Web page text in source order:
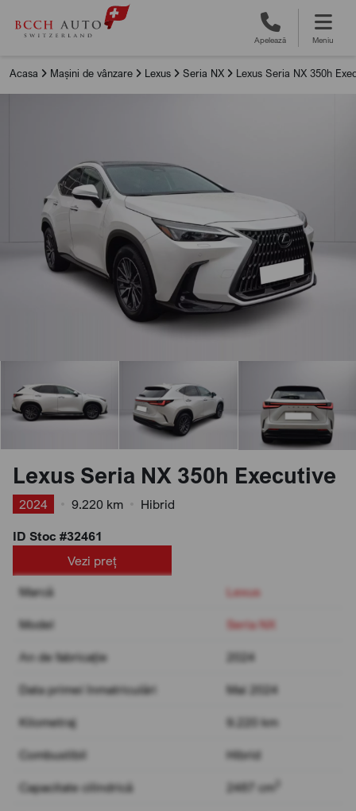
Apelează Meniu
Acasa Mașini de vânzare Lexus Seria NX Lexus Seria NX 350h
Lexus Seria NX 350h Executive
2024 9.220 km
Hibrid
ID Stoc #32461
Vezi preț
Marcă
Lexus
Model Seria NX
An de fabricație 2024
Data primei înmatriculări Mai 2024
Kilometraj 9.220 km
Combustibil Hibrid
Capacitate cilindrică 2487 cm